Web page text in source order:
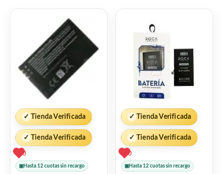
✓ Tienda Verificada
✓ Tienda Verificada
0
▣ Hasta 12 cuotas sin recargo
✓ Tienda Verificada
✓ Tienda Verificada
0
▣ Hasta 12 cuotas sin recargo